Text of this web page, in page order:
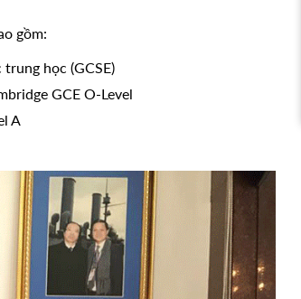
gồm:
học (GCSE)
GCE O-Level
A